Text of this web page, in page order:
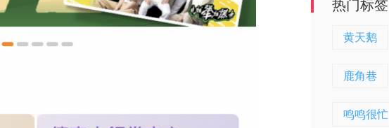
热门标签
黄天鹅
鹿角巷
鸣鸣很忙